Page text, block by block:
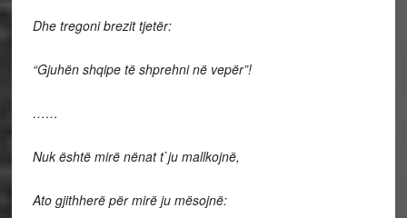
Dhe tregoni brezit tjetër:
“Gjuhën shqipe të shprehni në vepër”!
……
Nuk është mirë nënat t`ju mallkojnë,
Ato gjithherë për mirë ju mësojnë: